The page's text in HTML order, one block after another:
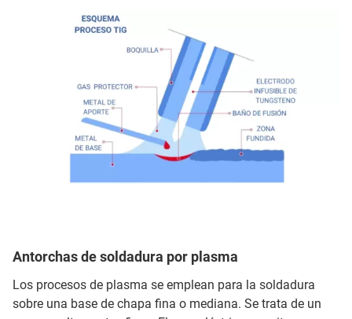
Antorchas de soldadura por plasma
Los procesos de plasma se emplean para la soldadura
sobre una base de chapa fina o mediana. Se trata de un